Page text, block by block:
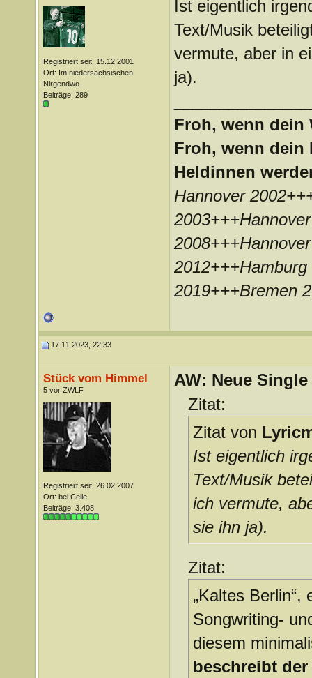
Registriert seit: 15.12.2001
Ort: Im niedersächsischen
Nirgendwo
Beiträge: 289
Ist eigentlich
Text/Musik
vermute, aber in
ja).
Froh, wenn dein
Froh, wenn dein
Heldinnen
Hannover
2019+++Bremen
17.11.2023, 22:33
Stück vom Himmel
5 vor ZWLF
Registriert seit: 26.02.2007
Ort: bei Celle
Beiträge: 3.408
AW: Neue
Zitat:
Zitat von
Ist eigentlich
Text/Musik
ich vermute,
sie ihn ja).
Zitat:
„Kaltes
Songwriting-
diesem
beschreibt